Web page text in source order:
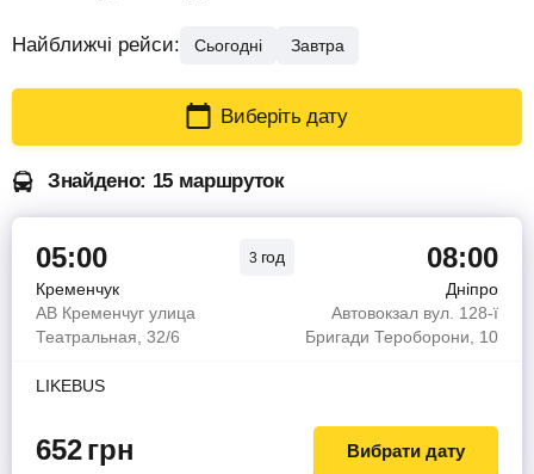
Найближчі рейси: Сьогодні Завтра
Виберіть дату
Знайдено: 15 маршруток
05:00 3 год 08:00
Кременчук
Дніпро
АВ Кременчуг улица
Театральная, 32/6
Автовокзал вул. 128-ї
Бригади Тероборони, 10
LIKEBUS
652грн Вибрати дату